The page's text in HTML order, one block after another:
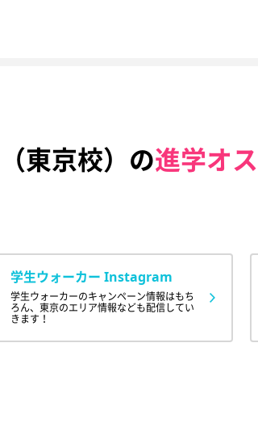
東京校）の進学オ
学生ウォーカー Instagram
学生ウォーカーのキャンペーン情報はもち
ろん、東京のエリア情報なども配信してい
きます！